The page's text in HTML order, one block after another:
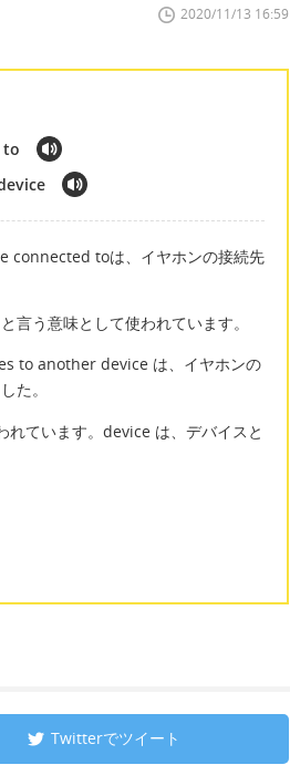
2020/11/13 16:59
to
toは、イヤホンの接続先
う意味として使われています。
to another device は、イヤホンの
た。
ています。device は、デバイスと
Twitterでツイート